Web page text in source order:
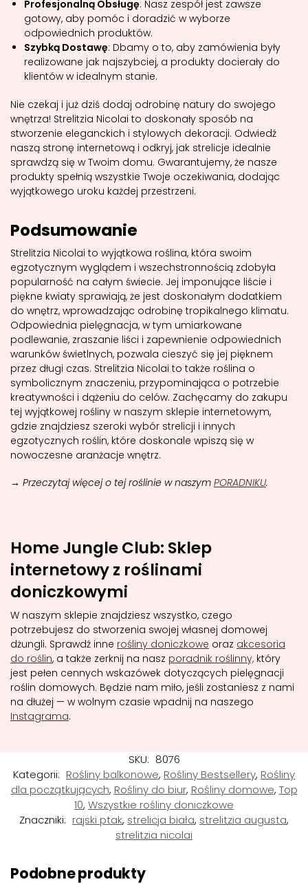
Profesjonalną Obsługę: Nasz zespół jest zawsze
gotowy, aby pomóc i doradzić w wyborze
odpowiednich produktów.
Szybką Dostawę: Dbamy o to, aby zamówienia były
realizowane jak najszybciej, a produkty docierały do
klientów w idealnym stanie.
Nie czekaj i już dziś dodaj odrobinę natury do swojego
wnętrza! Strelitzia Nicolai to doskonały sposób na
stworzenie eleganckich i stylowych dekoracji. Odwiedź
naszą stronę internetową i odkryj, jak strelicje idealnie
sprawdzą się w Twoim domu. Gwarantujemy, że nasze
produkty spełnią wszystkie Twoje oczekiwania, dodając
wyjątkowego uroku każdej przestrzeni.
Podsumowanie
Strelitzia Nicolai to wyjątkowa roślina, która swoim
egzotycznym wyglądem i wszechstronnością zdobyła
popularność na całym świecie. Jej imponujące liście i
piękne kwiaty sprawiają, że jest doskonałym dodatkiem
do wnętrz, wprowadzając odrobinę tropikalnego klimatu.
Odpowiednia pielęgnacja, w tym umiarkowane
podlewanie, zraszanie liści i zapewnienie odpowiednich
warunków świetlnych, pozwala cieszyć się jej pięknem
przez długi czas. Strelitzia Nicolai to także roślina o
symbolicznym znaczeniu, przypominająca o potrzebie
kreatywności i dążeniu do celów. Zachęcamy do zakupu
tej wyjątkowej rośliny w naszym sklepie internetowym,
gdzie znajdziesz szeroki wybór strelicji i innych
egzotycznych roślin, które doskonale wpiszą się w
nowoczesne aranżacje wnętrz.
→ Przeczytaj więcej o tej roślinie w naszym PORADNIKU.
Home Jungle Club: Sklep
internetowy z roślinami
doniczkowymi
W naszym sklepie znajdziesz wszystko, czego
potrzebujesz do stworzenia swojej własnej domowej
dżungli. Sprawdź inne rośliny doniczkowe oraz akcesoria
do roślin, a także zerknij na nasz poradnik roślinny, który
jest pełen cennych wskazówek dotyczących pielęgnacji
roślin domowych. Będzie nam miło, jeśli zostaniesz z nami
na dłużej — w wolnym czasie wpadnij na naszego
Instagrama.
SKU: 8076
Kategorii: Rośliny balkonowe, Rośliny Bestsellery, Rośliny
dla początkujących, Rośliny do biur, Rośliny domowe, Top
10, Wszystkie rośliny doniczkowe
Znaczniki: rajski ptak, strelicja biała, strelitzia augusta,
strelitzia nicolai
Podobne produkty